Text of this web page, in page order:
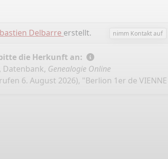
Delbarre erstellt. nimm Kontakt auf
die Herkunft an:
Datenbank, Genealogie Online
6. August 2026), "Berlion 1er de